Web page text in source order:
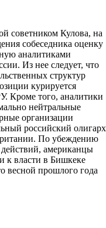
советником Кулова, на
собеседника оценку
аналитиками
Из нее следует, что
структур
курируется
Кроме того, аналитики
нейтральные
организации
российский олигарх
По убеждению
американцы
к власти в Бишкеке
весной прошлого года